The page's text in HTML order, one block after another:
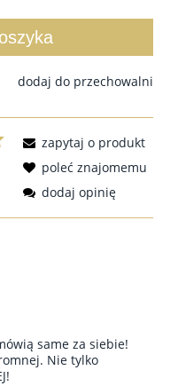
dodaj do przechowalni
zapytaj o produkt
poleć znajomemu
dodaj opinię
same za siebie!
Nie tylko